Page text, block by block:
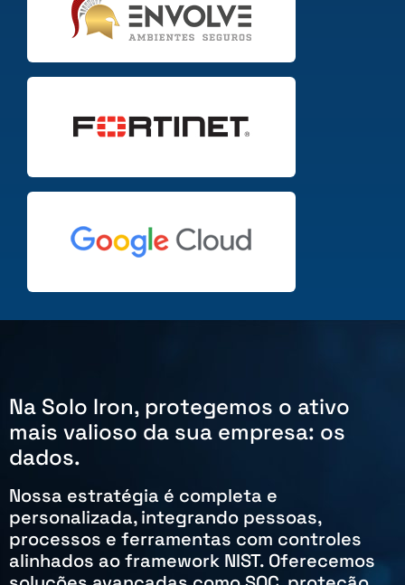
Na Solo Iron, protegemos o ativo
mais valioso da sua empresa: os
dados.
Nossa estratégia é completa e
personalizada, integrando pessoas,
processos e ferramentas com controles
alinhados ao framework NIST. Oferecemos